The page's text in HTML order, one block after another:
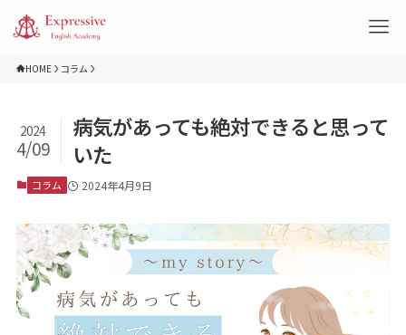
HOME コラム
病気があっても絶対できると思って
いた
2024
4/09
コラム 2024年4月9日